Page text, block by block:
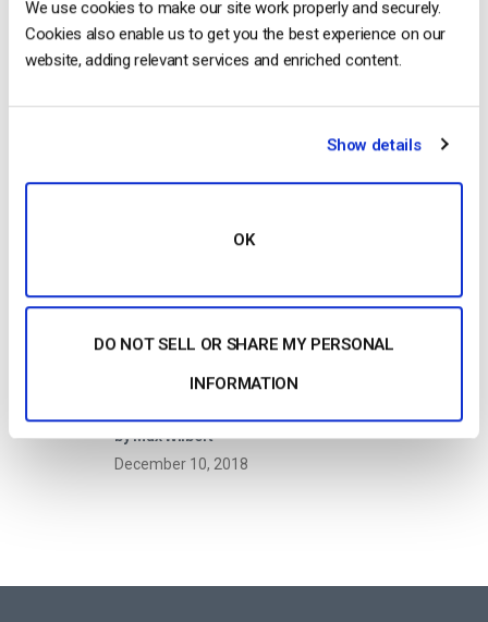
We use cookies to make our site work properly and securely.
Cookies also enable us to get you the best experience on our
website, adding relevant services and enriched content.
Show details
OK
DO NOT SELL OR SHARE MY PERSONAL
INFORMATION
Como transmitir em direto a partir de um
iPhone da Apple em 6 passos simples
by Emily Krings
by Jon Whitehead
Aumente o envolvimento dos funcionários
by Max Wilbert
December 10, 2018